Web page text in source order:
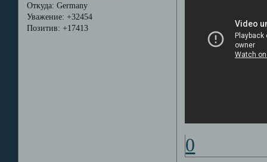
Откуда: Germany
Уважение: +32454
Позитив: +17413
0